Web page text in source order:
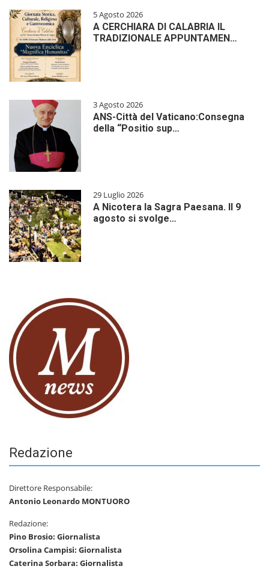
5 Agosto 2026
A CERCHIARA DI CALABRIA IL
TRADIZIONALE APPUNTAMEN…
3 Agosto 2026
ANS-Città del Vaticano:Consegna
della “Positio sup…
29 Luglio 2026
A Nicotera la Sagra Paesana. Il 9
agosto si svolge…
Redazione
Direttore Responsabile:
Antonio Leonardo MONTUORO
Redazione:
Pino Brosio: Giornalista
Orsolina Campisi: Giornalista
Caterina Sorbara: Giornalista